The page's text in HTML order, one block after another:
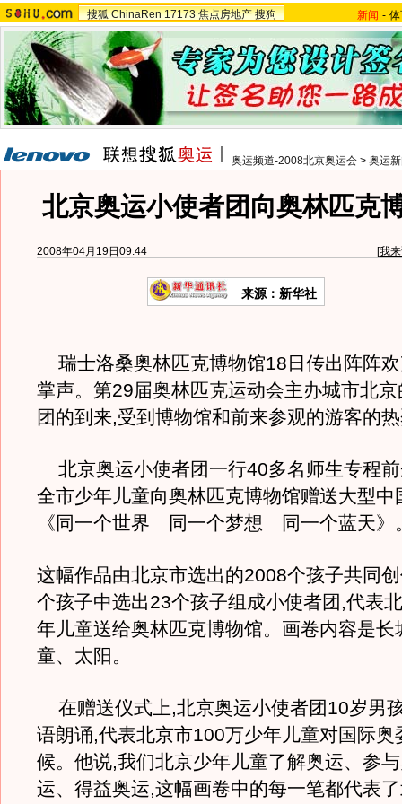
搜狐 ChinaRen 17173 焦点房地产 搜狗 新闻 -
奥运频道-2008北京奥运会 > 奥运
北京奥运小使者团向奥林匹克
2008年04月19日09:44 [我
来源：新华社
瑞士洛桑奥林匹克博物馆18日传出阵阵
掌声。第29届奥林匹克运动会主办城市北
团的到来,受到博物馆和前来参观的游客的
北京奥运小使者团一行40多名师生专程
全市少年儿童向奥林匹克博物馆赠送大型中
《同一个世界 同一个梦想 同一个蓝天》
这幅作品由北京市选出的2008个孩子共同
个孩子中选出23个孩子组成小使者团,代表
年儿童送给奥林匹克博物馆。画卷内容是长
童、太阳。
在赠送仪式上,北京奥运小使者团10岁男
语朗诵,代表北京市100万少年儿童对国际奥
候。他说,我们北京少年儿童了解奥运、参
运、得益奥运,这幅画卷中的每一笔都代表